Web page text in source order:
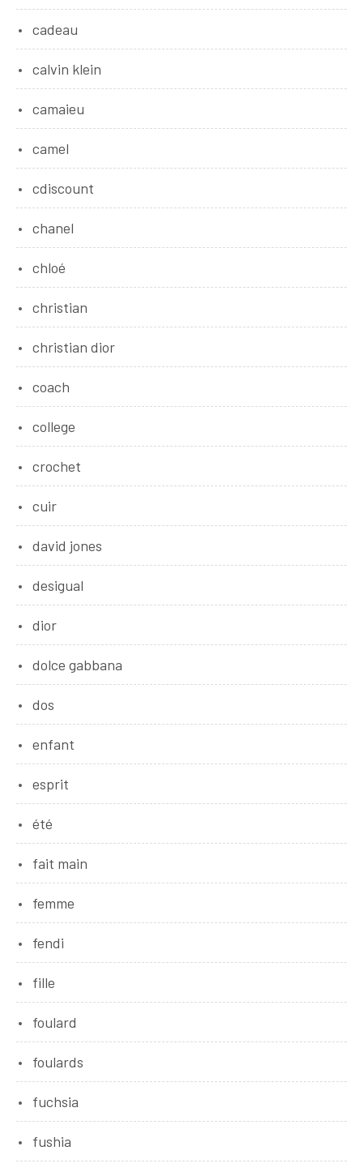
cadeau
calvin klein
camaieu
camel
cdiscount
chanel
chloé
christian
christian dior
coach
college
crochet
cuir
david jones
desigual
dior
dolce gabbana
dos
enfant
esprit
été
fait main
femme
fendi
fille
foulard
foulards
fuchsia
fushia